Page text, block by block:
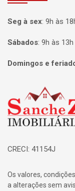
Seg à sex: 9h às
Sábados: 9h às 13h
Domingos e
Página inicial
CRECI: 41154J
Os valores,
a alterações sem